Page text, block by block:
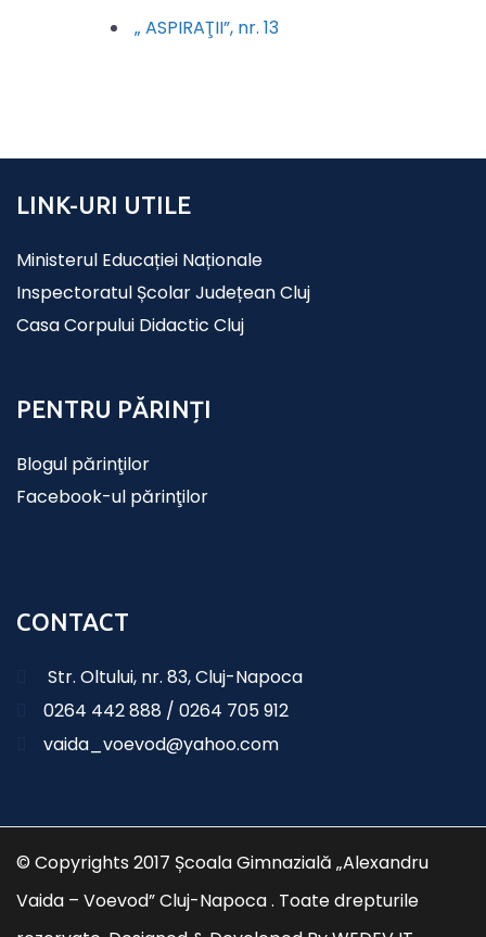
„ ASPIRAŢII”, nr. 13
LINK-URI UTILE
Ministerul Educației Naționale
Inspectoratul Școlar Județean Cluj
Casa Corpului Didactic Cluj
PENTRU PĂRINȚI
Blogul părinţilor
Facebook-ul părinţilor
CONTACT
Str. Oltului, nr. 83, Cluj-Napoca
0264 442 888 / 0264 705 912
vaida_voevod@yahoo.com
© Copyrights 2017 Școala Gimnazială „Alexandru
Vaida – Voevod” Cluj-Napoca . Toate drepturile